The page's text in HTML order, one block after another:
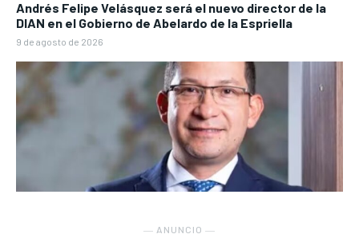
Andrés Felipe Velásquez será el nuevo director de la
DIAN en el Gobierno de Abelardo de la Espriella
9 de agosto de 2026
― ANUNCIO ―